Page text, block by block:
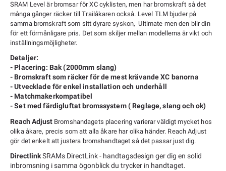
SRAM Level är bromsar för XC cyklisten, men har bromskraft så det
många gånger räcker till Trailåkaren också. Level TLM bjuder på
samma bromskraft som sitt dyrare syskon, Ultimate men den blir din
för ett förmånligare pris. Det som skiljer mellan modellernaär vikt och
inställningsmöjligheter.
Detaljer:
- Placering: Bak (2000mm slang)
- Bromskraft som räcker för de mest krävande XC banorna
- Utvecklade för enkel installation och underhåll
- Matchmakerkompatibel
- Set med färdigluftat bromssystem ( Reglage, slang och ok)
Reach Adjust Bromshandagets placering varierar väldigt mycket hos
olika åkare, precis som att alla åkare har olika händer. Reach Adjust
gör det enkelt att justera bromshandtaget så det passar just dig.
DirectlinkSRAMs DirectLink - handtagsdesign ger dig en solid
inbromsning i samma ögonblick du trycker in handtaget.